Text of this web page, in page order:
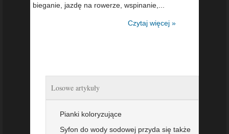
bieganie, jazdę na rowerze, wspinanie,...
Czytaj więcej »
Losowe artykuły
Pianki koloryzujące
Syfon do wody sodowej przyda się także